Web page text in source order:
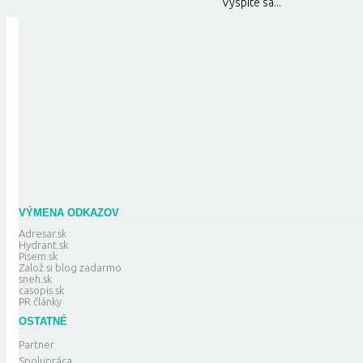
VÝMENA ODKAZOV
Adresar.sk
Hydrant.sk
Pisem.sk
Založ si blog zadarmo
sneh.sk
casopis.sk
PR články
OSTATNÉ
Partner
Spolupráca